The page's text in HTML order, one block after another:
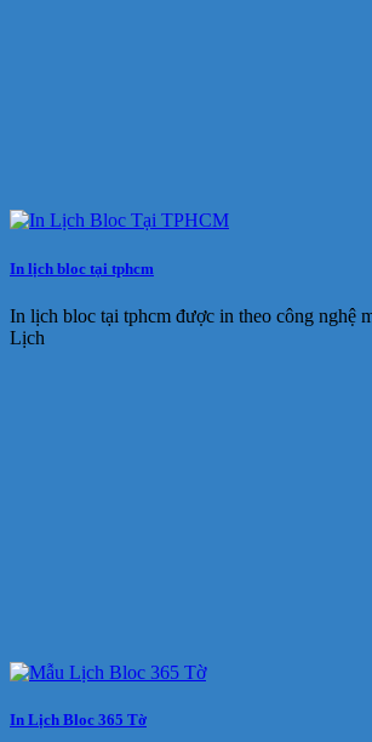
In lịch bloc tại tphcm
In lịch bloc tại tphcm được in theo công nghệ
Lịch
In Lịch Bloc 365 Tờ